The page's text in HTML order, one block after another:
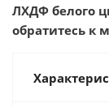
ЛХДФ белого
обратитесь к